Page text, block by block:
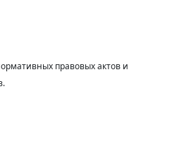
правовых актов и